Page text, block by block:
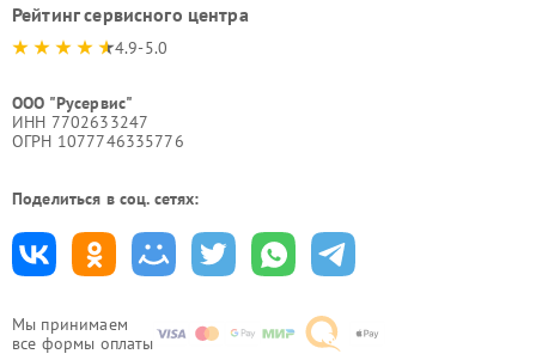
Мы принимаем
все формы оплаты
Рейтинг сервисного центра
4.9-5.0
ООО "Русервис"
ИНН 7702633247
ОГРН 1077746335776
Поделиться в соц. сетях: